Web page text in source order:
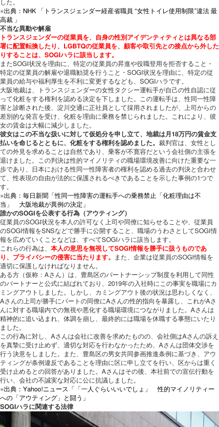
した。
※出典：NHK 「トランスジェンダー経産省職員 “女性トイレ使用制限”違法 最
高裁 」
不当な異動や解雇
トランスジェンダーの従業員を、自身の性別アイデンティティとは異なる部
署に配置転換したり、LGBTQの従業員を、顧客や取引先との接点から外した
りすることは、SOGIハラに該当します。
またSOGI状況を理由に、特定の従業員の昇進や役職登用を拒否すること・
特定の従業員の解雇や退職勧奨を行うこと・SOGI状況を理由に、特定の従
業員の給与や福利厚生を不利に変更するなども、SOGIハラです。
大阪地裁は、トランスジェンダーの女性タクシー運転手が自己の性自認に従
って化粧をする権利を認める決定を下しました。この運転手は、性同一性障
害と診断された後、淀川交通に正社員として採用されましたが、上司からの
差別的な発言を受け、化粧を理由に乗務を禁じられました。これにより、彼
女の賃金は大幅に減少しました。
彼女はこの不当な扱いに対して仮処分を申し立て、地裁は月18万円の賃金支
払いを命じるとともに、化粧をする権利を認めました。 裁判官は、女性とし
ての外見を求めることは自然であり、乗客が不寛容だという会社側の主張を
退けました。この判決は性的マイノリティの職場環境改善に向けた重要な一
歩であり、日本における性同一性障害者の権利を認める過去の判決と合わせ
て、性表現の自由が法的に保護されるべきであることを示した事例の1つで
す。
※出典：毎日新聞「性同一性障害の運転手への乗務禁止「化粧理由は不
当」 大阪地裁が異例の決定」
誰かのSOGIを公表する行為（アウティング）
従業員のSOGI状況を本人の許可なく上司や同僚に知らせることや、従業員
のSOGI情報をSNSなどで勝手に公開すること、職場のうわさとしてSOGI情
報を広めていくことなどは、すべてSOGIハラに該当します。
これらの行為は、 本人の意思を無視してSOGI情報を勝手に扱うものであ
り、プライバシーの侵害に当たります。
また、企業は従業員のSOGI情報を
適切に保護しなければなりません。
ある方（仮称：Aさん）は、豊島区のパートナーシップ制度を利用して同性
のパートナーと公式に結ばれており、2019年の入社時にこの事実を職場にカ
ミングアウトしました。しかし、カミングアウト後の状況は思わしくなく、
Aさんの上司が勝手にパートの同僚にAさんの性的指向を暴露し、これがAさ
んに対する職場内での無視や悪化する職場環境につながりました。Aさんは
精神的に追い込まれ、体調を崩し、最終的には職場を休職する事態にいたり
ました。
この行為に対し、Aさんは会社に改善を求めたものの、会社側はAさんの訴え
を真摯に受け止めず、適切な対応を行わなかったため、Aさんは団体交渉を
行う決意をしました。また、豊島区の男女共同参画推進条例に基づき、アウ
ティングが条例違反であることを理由に区に申し立てを行い、区からは重く
受け止めるとの回答がありました。Aさんはその後、本社前での宣伝行動を
行い、会社の不誠実な対応に公に抗議しました。
※出典：Yahoo!ニュース「「一人ぐらいいいでしょ」 性的マイノリティー
への「アウティング」と闘う」
SOGIハラに関連する法律